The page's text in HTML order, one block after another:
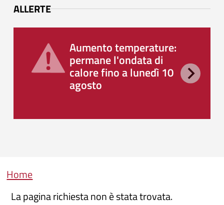
ALLERTE
Aumento temperature:
permane l'ondata di
calore fino a lunedì 10
agosto
Briciole di pane
Home
La pagina richiesta non è stata trovata.